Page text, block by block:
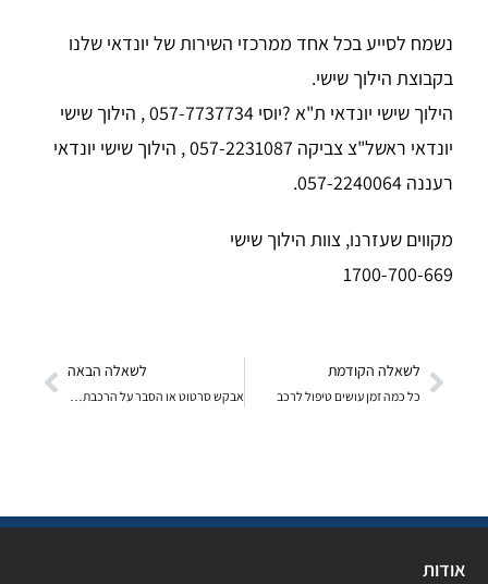
נשמח לסייע בכל אחד ממרכזי השירות של יונדאי שלנו
בקבוצת הילוך שישי.
הילוך שישי יונדאי ת"א ?יוסי 057-7737734 , הילוך שישי
יונדאי ראשל"צ צביקה 057-2231087 , הילוך שישי יונדאי
רעננה 057-2240064.
מקווים שעזרנו, צוות הילוך שישי
1700-700-669
לשאלה הקודמת
כל כמה זמן עושים טיפול לרכב
לשאלה הבאה
אודות